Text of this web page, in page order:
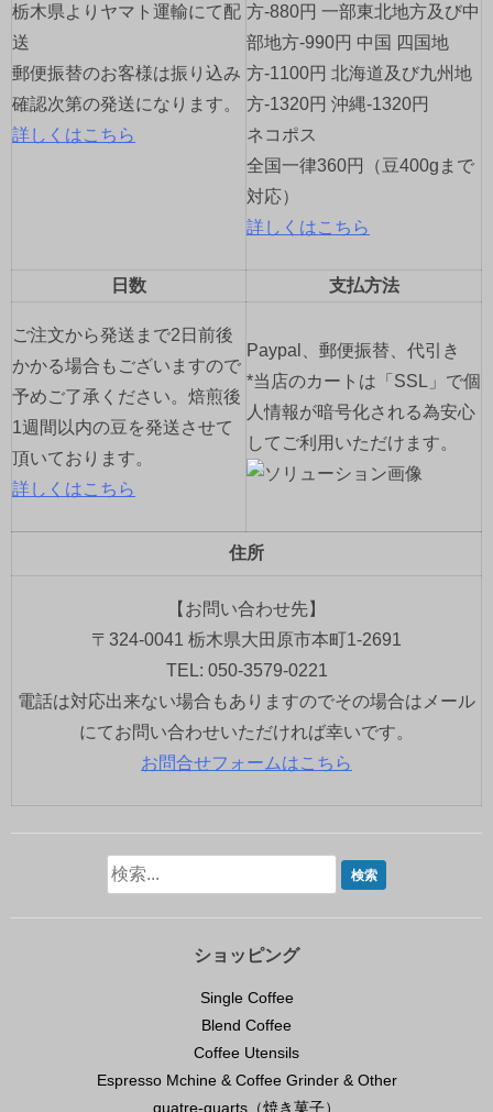
ン
栃木県よりヤマト運輸にて配
送
郵便振替のお客様は振り込み
確認次第の発送になります。
詳しくはこちら
方-880円 一部東北地方及び中
部地方-990円 中国 四国地
方-1100円 北海道及び九州地
方-1320円 沖縄-1320円
ネコポス
全国一律360円（豆400gまで
対応）
詳しくはこちら
日数 支払方法
ご注文から発送まで2日前後
かかる場合もございますので
予めご了承ください。焙煎後
1週間以内の豆を発送させて
頂いております。
詳しくはこちら
Paypal、郵便振替、代引き
*当店のカートは「SSL」で個
人情報が暗号化される為安心
してご利用いただけます。
住所
【お問い合わせ先】
〒324-0041 栃木県大田原市本町1-2691
TEL: 050-3579-0221
電話は対応出来ない場合もありますのでその場合はメール
にてお問い合わせいただければ幸いです。
お問合せフォームはこちら
ショッピング
Single Coffee
Blend Coffee
Coffee Utensils
Espresso Mchine & Coffee Grinder & Other
quatre-quarts（焼き菓子）